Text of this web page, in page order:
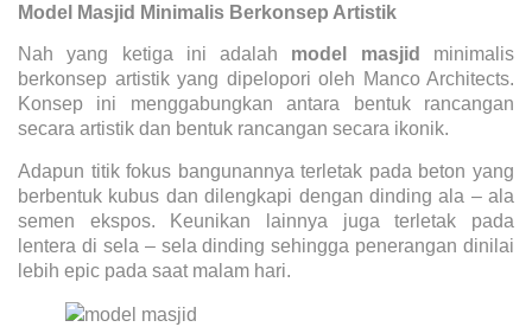
Model Masjid Minimalis Berkonsep Artistik
Nah yang ketiga ini adalah model masjid minimalis
berkonsep artistik yang dipelopori oleh Manco Architects.
Konsep ini menggabungkan antara bentuk rancangan
secara artistik dan bentuk rancangan secara ikonik.
Adapun titik fokus bangunannya terletak pada beton yang
berbentuk kubus dan dilengkapi dengan dinding ala – ala
semen ekspos. Keunikan lainnya juga terletak pada
lentera di sela – sela dinding sehingga penerangan dinilai
lebih epic pada saat malam hari.